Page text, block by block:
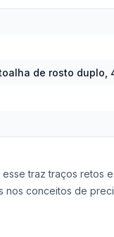
de rosto duplo,
traz traços retos
nos conceitos de